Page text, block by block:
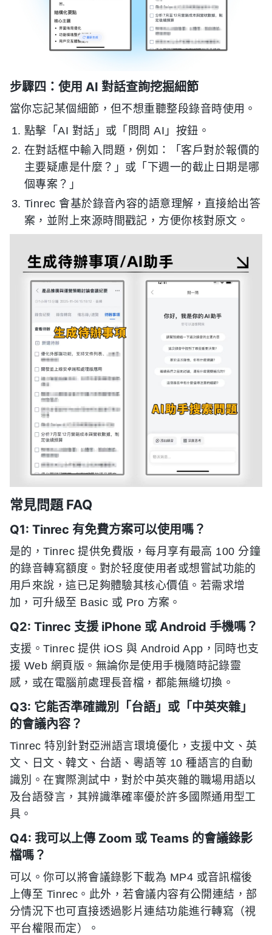
步驟四：使用 AI 對話查詢挖掘細節
當你忘記某個細節，但不想重聽整段錄音時使用。
點擊「AI 對話」或「問問 AI」按鈕。
在對話框中輸入問題，例如：「客戶對於報價的
主要疑慮是什麼？」或「下週一的截止日期是哪
個專案？」
Tinrec 會基於錄音內容的語意理解，直接給出答
案，並附上來源時間戳記，方便你核對原文。
常見問題 FAQ
Q1: Tinrec 有免費方案可以使用嗎？
是的，Tinrec 提供免費版，每月享有最高 100 分鐘
的錄音轉寫額度。對於轻度使用者或想嘗試功能的
用戶來說，這已足夠體驗其核心價值。若需求增
加，可升級至 Basic 或 Pro 方案。
Q2: Tinrec 支援 iPhone 或 Android 手機嗎？
支援。Tinrec 提供 iOS 與 Android App，同時也支
援 Web 網頁版。無論你是使用手機隨時記錄靈
感，或在電腦前處理長音檔，都能無縫切換。
Q3: 它能否準確識別「台語」或「中英夾雜」
的會議內容？
Tinrec 特別針對亞洲語言環境優化，支援中文、英
文、日文、韓文、台語、粵語等 10 種語言的自動
識別。在實際測試中，對於中英夾雜的職場用語以
及台語發言，其辨識準確率優於許多國際通用型工
具。
Q4: 我可以上傳 Zoom 或 Teams 的會議錄影
檔嗎？
可以。你可以將會議錄影下載為 MP4 或音訊檔後
上傳至 Tinrec。此外，若會議内容有公開連結，部
分情況下也可直接透過影片連結功能進行轉寫（視
平台權限而定）。